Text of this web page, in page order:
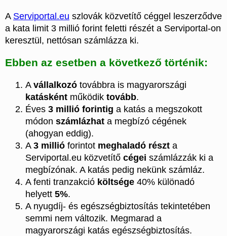
A Serviportal.eu szlovák közvetítő céggel leszerződve
a kata limit 3 millió forint feletti részét a Serviportal-on
keresztül, nettósan számlázza ki.
Ebben az esetben a következő történik:
A vállalkozó továbbra is magyarországi
katásként működik tovább.
Éves 3 millió forintig a katás a megszokott
módon számlázhat a megbízó cégének
(ahogyan eddig).
A 3 millió forintot meghaladó részt a
Serviportal.eu közvetítő cégei számlázzák ki a
megbízónak. A katás pedig nekünk számláz.
A fenti tranzakció költsége 40% különadó
helyett 5%.
A nyugdíj- és egészségbiztosítás tekintetében
semmi nem változik. Megmarad a
magyarországi katás egészségbiztosítás.